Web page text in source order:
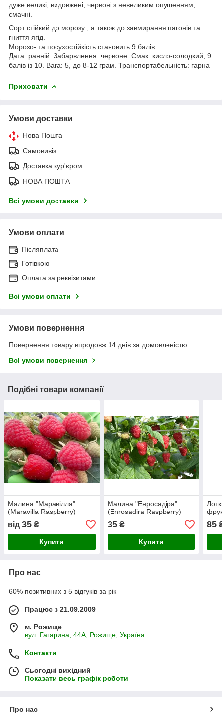
дуже великі, видовжені, червоні з невеликим опушенням,
смачні.
Сорт стійкий до морозу , а також до завмирання пагонів та
гниття ягід.
Морозо- та посухостійкість становить 9 балів.
Дата: ранній. Забарвлення: червоне. Смак: кисло-солодкий, 9
балів із 10. Вага: 5, до 8-12 грам. Транспортабельність: гарна
Приховати
Умови доставки
Нова Пошта
Самовивіз
Доставка кур'єром
НОВА ПОШТА
Всі умови доставки
Умови оплати
Післяплата
Готівкою
Оплата за реквізитами
Всі умови оплати
Умови повернення
Повернення товару впродовж 14 днів за домовленістю
Всі умови повернення
Подібні товари компанії
Малина "Маравілла"
(Maravilla Raspberry)
від 35 ₴
Купити
Малина "Енросадіра"
(Enrosadira Raspberry)
35₴
Купити
85
Про нас
60% позитивних з 5 відгуків за рік
Працює з 21.09.2009
м. Рожище
вул. Гагарина, 44А, Рожище, Україна
Контакти
Сьогодні вихідний
Показати весь графік роботи
Про нас